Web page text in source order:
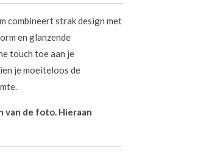
combineert strak design met
en glanzende
touch toe aan je
je moeiteloos de
van de foto. Hieraan